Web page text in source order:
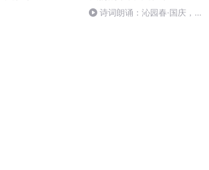
诗词朗诵：沁园春·国庆，朗